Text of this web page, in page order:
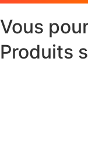
Vous
Produits